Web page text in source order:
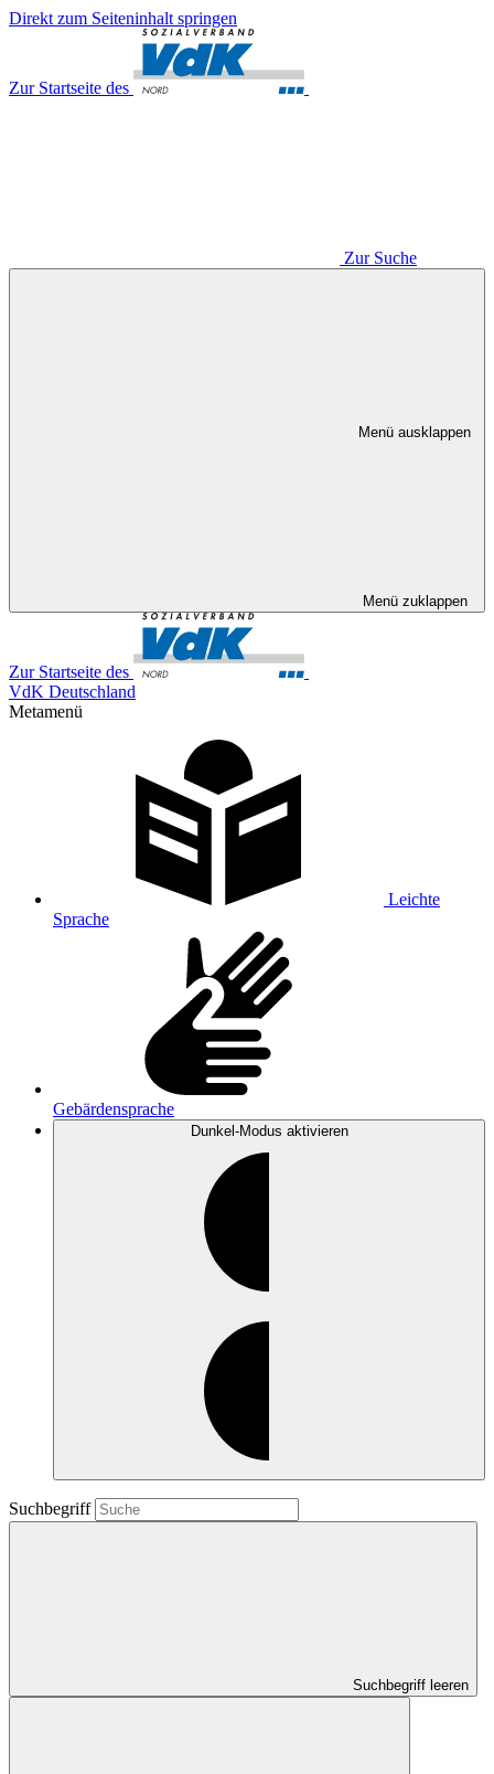
Direkt zum Seiteninhalt springen
Zur Startseite des
Zur Suche
Menü ausklappen
Menü zuklappen
Zur Startseite des
VdK Deutschland
Metamenü
Leichte
Sprache
Gebärdensprache
Dunkel-Modus aktivieren
Suchbegriff
Suchbegriff leeren